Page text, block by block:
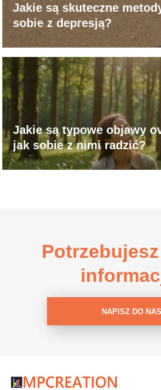
Jakie są skuteczne
sobie z depresją?
Jakie są typowe objawy
jak sobie z nimi radzić?
NAPISZ DO NAS